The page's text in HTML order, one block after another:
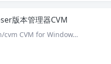
版本管理器CVM
CVM for Window…